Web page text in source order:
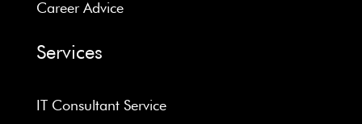
Career Advice
Services
IT Consultant Service